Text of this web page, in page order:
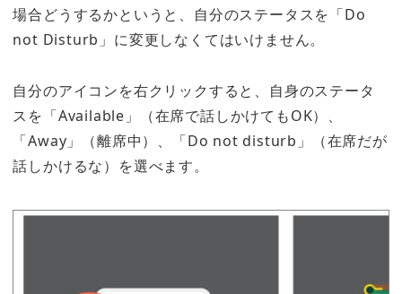
場合どうするかというと、自分のステータスを「Do
not Disturb」に変更しなくてはいけません。
自分のアイコンを右クリックすると、自身のステータ
スを「Available」（在席で話しかけてもOK）、
「Away」（離席中）、「Do not disturb」（在席だが
話しかけるな）を選べます。